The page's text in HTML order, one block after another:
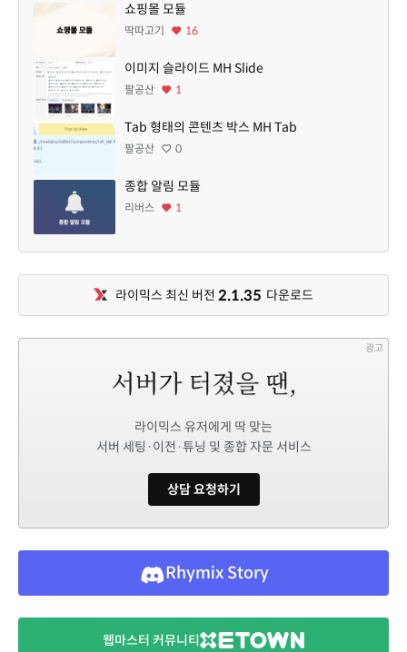
쇼핑몰 모듈
딱따고기 16
이미지 슬라이드 MH Slide
팔공산 1
Tab 형태의 콘텐츠 박스 MH Tab
팔공산 0
종합 알림 모듈
리버스 1
라이믹스 최신 버전 2.1.35 다운로드
광고
라이믹스 유저에게 딱 맞는
서버 세팅·이전·튜닝 및 종합 자문 서비스
상담 요청하기
Rhymix Story
웹마스터 커뮤니티